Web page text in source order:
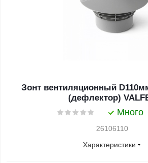
Зонт вентиляционный
(дефлектор)
Много
26106110
Характеристики